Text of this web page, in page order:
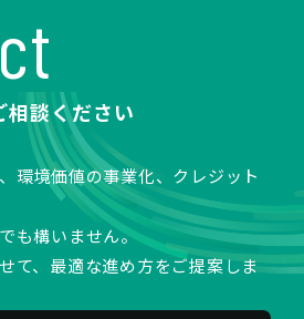
相談ください
環境価値の事業化、クレジット
も構いません。
て、最適な進め方をご提案しま